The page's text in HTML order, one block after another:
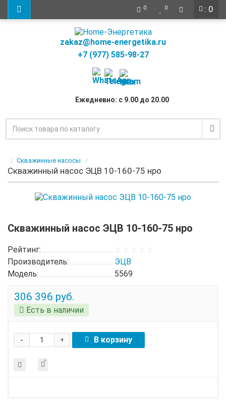
: 0
0 0
zakaz@home-energetika.ru
+7 (977) 585-98-27
Ежедневно: с 9.00 до 20.00
Скважинные насосы
Скважинный насос ЭЦВ 10-160-75 нро
Скважинный насос ЭЦВ 10-160-75 нро
Рейтинг:
Производитель:
ЭЦВ
Модель:
5569
306 396 руб.
Есть в наличии
+
- В корзину